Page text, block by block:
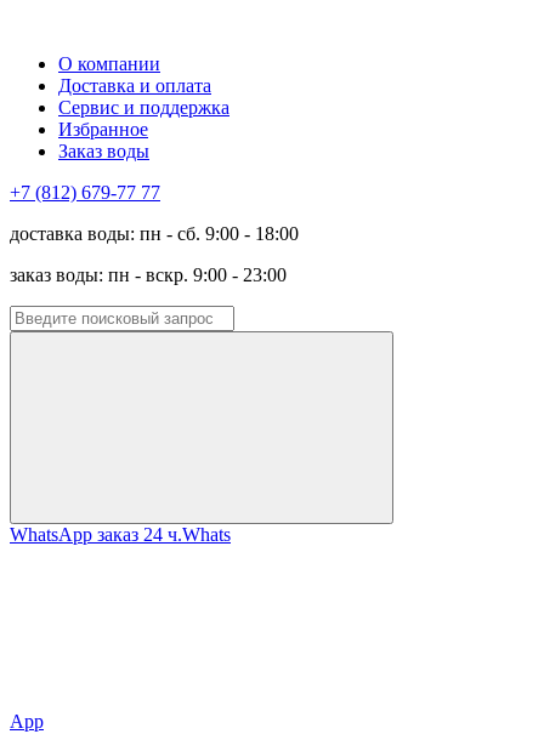
О компании
Доставка и оплата
Сервис и поддержка
Избранное
Заказ воды
+7 (812) 679-77 77
доставка воды: пн - сб. 9:00 - 18:00
заказ воды: пн - вскр. 9:00 - 23:00
WhatsApp заказ 24 ч.Whats
App